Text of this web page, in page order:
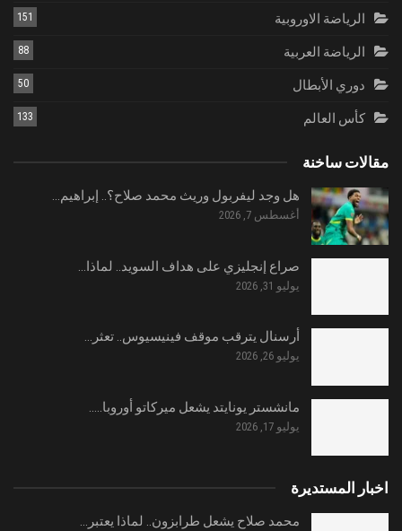
الرياضة الاوروبية 151
الرياضة العربية 88
دوري الأبطال 50
كأس العالم 133
مقالات ساخنة
هل وجد ليفربول وريث محمد صلاح؟.. إبراهيم…
أغسطس 7, 2026
صراع إنجليزي على هداف السويد.. لماذا…
يوليو 31, 2026
أرسنال يترقب موقف فينيسيوس.. تعثر…
يوليو 26, 2026
مانشستر يونايتد يشعل ميركاتو أوروبا..…
يوليو 17, 2026
اخبار المستديرة
محمد صلاح يشعل طرابزون.. لماذا يعتبر…